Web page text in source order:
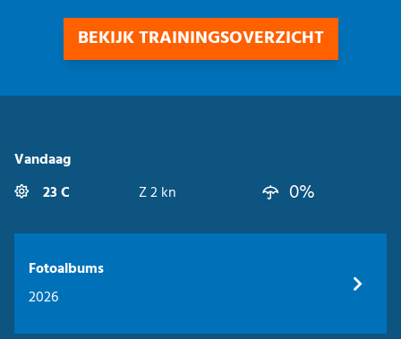
BEKIJK TRAININGSOVERZICHT
Vandaag
23 C
Z 2 kn 0%
Fotoalbums
2026